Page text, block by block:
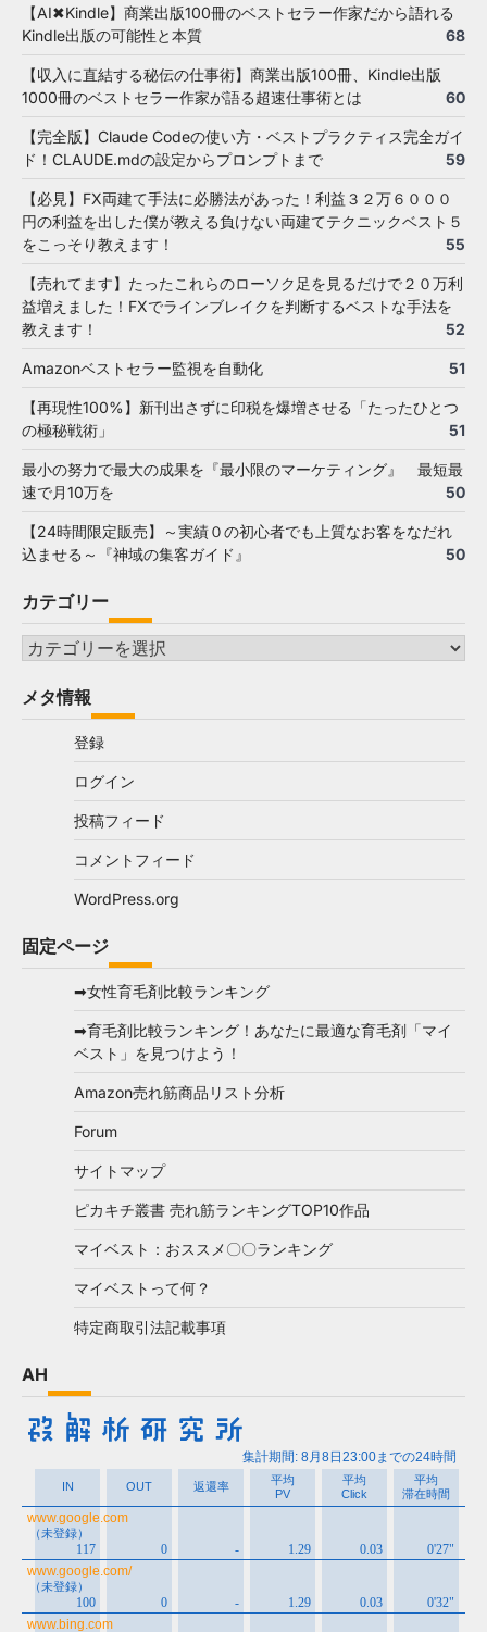
【AI✖Kindle】商業出版100冊のベストセラー作家だから語れる
Kindle出版の可能性と本質
68
【収入に直結する秘伝の仕事術】商業出版100冊、Kindle出版
1000冊のベストセラー作家が語る超速仕事術とは
60
【完全版】Claude Codeの使い方・ベストプラクティス完全ガイ
ド！CLAUDE.mdの設定からプロンプトまで
59
【必見】FX両建て手法に必勝法があった！利益３２万６０００
円の利益を出した僕が教える負けない両建てテクニックベスト５
をこっそり教えます！
55
【売れてます】たったこれらのローソク足を見るだけで２０万利
益増えました！FXでラインブレイクを判断するベストな手法を
教えます！
52
Amazonベストセラー監視を自動化 51
【再現性100%】新刊出さずに印税を爆増させる「たったひとつ
の極秘戦術」
51
最小の努力で最大の成果を『最小限のマーケティング』 最短最
速で月10万を
50
【24時間限定販売】～実績０の初心者でも上質なお客をなだれ
込ませる～『神域の集客ガイド』
50
カテゴリー
カ
ゴ
リ
メタ情報
登録
ログイン
投稿フィード
コメントフィード
WordPress.org
固定ページ
➡女性育毛剤比較ランキング
➡育毛剤比較ランキング！あなたに最適な育毛剤「マイ
ベスト」を見つけよう！
Amazon売れ筋商品リスト分析
Forum
サイトマップ
ピカキチ叢書 売れ筋ランキングTOP10作品
マイベスト：おススメ〇〇ランキング
マイベストって何？
特定商取引法記載事項
AH